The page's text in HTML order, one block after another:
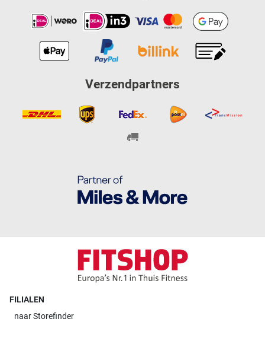
Verzendpartners
FILIALEN
naarStorefinder